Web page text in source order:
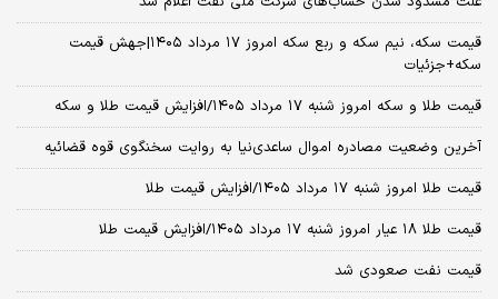
قیمت سکه، نیم سکه و ربع سکه امروز ۱۷ مرداد ۱۴۰۵|جهش قیمت
سکه+جزئیات
قیمت طلا و سکه امروز شنبه ۱۷ مرداد ۱۴۰۵/افزایش قیمت طلا و سکه
آخرین وضعیت مصادره اموال ساعدی‌نیا به روایت سخنگوی قوه قضائیه
قیمت طلا امروز شنبه ۱۷ مرداد ۱۴۰۵/افزایش قیمت طلا
قیمت طلا ۱۸ عیار امروز شنبه ۱۷ مرداد ۱۴۰۵/افزایش قیمت طلا
قیمت نفت صعودی شد